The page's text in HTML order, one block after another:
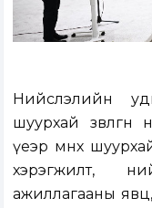
Нийслэлийн
шуурхай зөвлөгөөн
үеэр өмнөх шуурхай
хэрэгжилт,
ажиллагааны